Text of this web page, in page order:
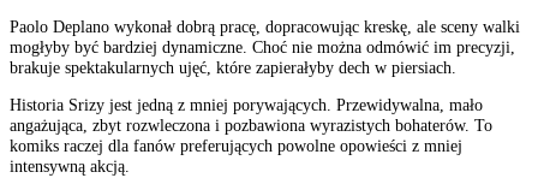
Paolo Deplano wykonał dobrą pracę, dopracowując kreskę, ale sceny walki
mogłyby być bardziej dynamiczne. Choć nie można odmówić im precyzji,
brakuje spektakularnych ujęć, które zapierałyby dech w piersiach.
Historia Srizy jest jedną z mniej porywających. Przewidywalna, mało
angażująca, zbyt rozwleczona i pozbawiona wyrazistych bohaterów. To
komiks raczej dla fanów preferujących powolne opowieści z mniej
intensywną akcją.